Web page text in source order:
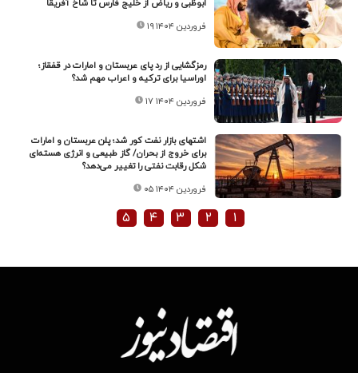
ابوظبی و ریاض از خلیج فارس تا شاخ آفریقا
۱۹ فروردین ۱۴۰۴
رمزگشایی از رد پای عربستان و امارات در قفقاز؛
اوراسیا برای ترکیه و اعراب مهم شد؟
۱۷ فروردین ۱۴۰۴
اشتهای بازار نفت کور شد؛ پلن عربستان و امارات
برای خروج از بحران/ گاز طبیعی و انرژی هسته‌ای
شکل رقابت‌ نفتی را تغییر می‌دهد؟
۰۵ فروردین ۱۴۰۴
۱ ۲ ۳ ۴ ۵